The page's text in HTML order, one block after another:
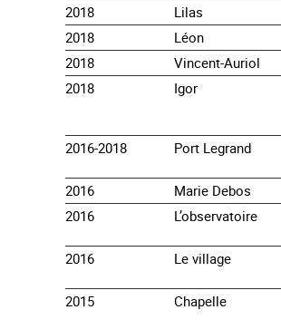
2018 Lilas
2018
Léon
2018
Vincent-Auriol
2018
Igor
2016-2018 Port Legrand
2016 Marie Debos
2016
L’observatoire
2016 Le village
2015 Chapelle